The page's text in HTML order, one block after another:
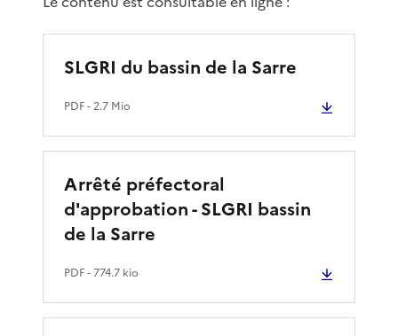
SLGRI du bassin de la Sarre
PDF- 2.7 Mio
Arrêté préfectoral
d'approbation - SLGRI bassin
de la Sarre
PDF- 774.7 kio